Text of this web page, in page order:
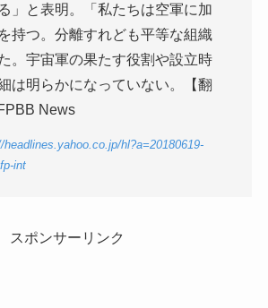
」と表明。「私たちは空軍に加
持つ。分離すれども平等な組織
。宇宙軍の果たす役割や設立時
は明らかになっていない。【翻
News
headlines.yahoo.co.jp/hl?a=20180619-
int
スポンサーリンク